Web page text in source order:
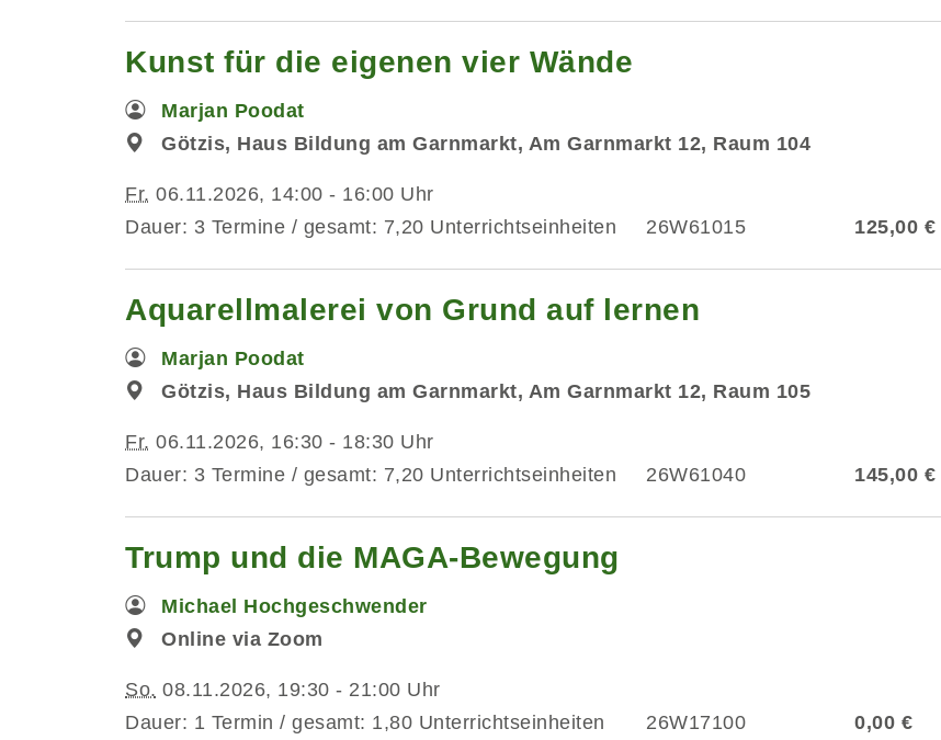
Kunst für die eigenen vier Wände
Marjan Poodat
Götzis, Haus Bildung am Garnmarkt, Am Garnmarkt 12, Raum 104
Fr. 06.11.2026, 14:00 - 16:00 Uhr
Dauer: 3 Termine / gesamt: 7,20 Unterrichtseinheiten
26W61015 125,00 €
Aquarellmalerei von Grund auf lernen
Marjan Poodat
Götzis, Haus Bildung am Garnmarkt, Am Garnmarkt 12, Raum 105
Fr. 06.11.2026, 16:30 - 18:30 Uhr
Dauer: 3 Termine / gesamt: 7,20 Unterrichtseinheiten
26W61040 145,00 €
Trump und die MAGA-Bewegung
Michael Hochgeschwender
Online via Zoom
So. 08.11.2026, 19:30 - 21:00 Uhr
Dauer: 1 Termin / gesamt: 1,80 Unterrichtseinheiten
26W17100 0,00 €